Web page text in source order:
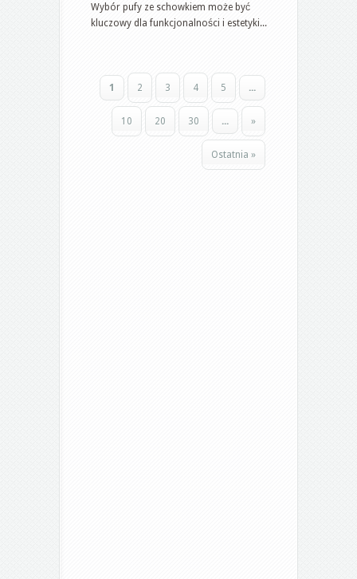
Wybór pufy ze schowkiem może być
kluczowy dla funkcjonalności i estetyki...
1 2 3 4 5 ...
10 20 30 ... »
Ostatnia »